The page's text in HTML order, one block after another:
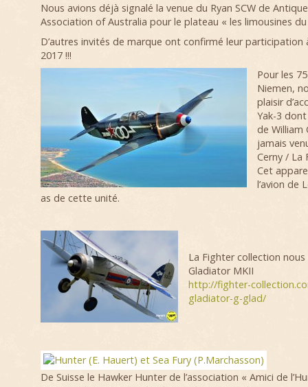
Nous avions déjà signalé la venue du Ryan SCW de
Association of Australia pour le plateau « les limousines du
D’autres invités de marque ont confirmé leur
2017 !!!
Pour les
Niemen,
plaisir
Yak-3 dont
de William
jamais
Cerny / La
Cet
l’avion de
as de cette unité.
La Fighter collection
Gladiator MKII
http://fighter-
gladiator-g-glad/
De Suisse le Hawker Hunter de l’association « Amici de